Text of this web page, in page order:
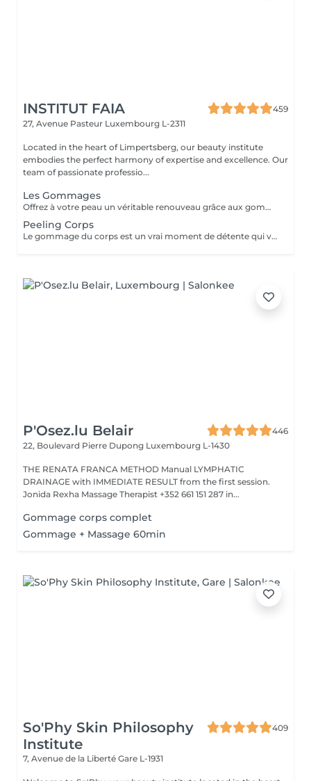
INSTITUT FAIA
459
27, Avenue Pasteur Luxembourg L-2311
Located in the heart of Limpertsberg, our beauty institute
embodies the perfect harmony of expertise and excellence. Our
team of passionate professio...
Les Gommages
Offrez à votre peau un véritable renouveau grâce aux gommages corps Gemology. Enrichis en extraits minéraux précieux et en ingrédients naturels, ils exfolient en douceur, éliminent les cellules mortes et révèlent l'éclat de la peau. Leur texture sensorielle et leurs parfums délicats transforment l'exfoliation en un rituel de bien-être luxueux. Résultat : une peau lisse, douce, parfaitement préparée à recevoir les soins suivants.
Peeling Corps
Le gommage du corps est un vrai moment de détente qui va permettre à la peau de se débarrasser de ses inégalités et de retrouver une peau toute douce. Ce soin est parfait juste avant d'aller au soleil pour permettre à la peau de mieux bronzer.
P'Osez.lu Belair
446
22, Boulevard Pierre Dupong Luxembourg L-1430
THE RENATA FRANCA METHOD Manual LYMPHATIC
DRAINAGE with IMMEDIATE RESULT from the first session.
Jonida Rexha Massage Therapist +352 661 151 287 in...
Gommage corps complet
Gommage + Massage 60min
So'Phy Skin Philosophy
Institute
409
7, Avenue de la Liberté Gare L-1931